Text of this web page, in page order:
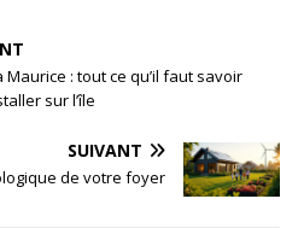
: tout ce qu’il faut savoir
sur l’île
SUIVANT
de votre foyer